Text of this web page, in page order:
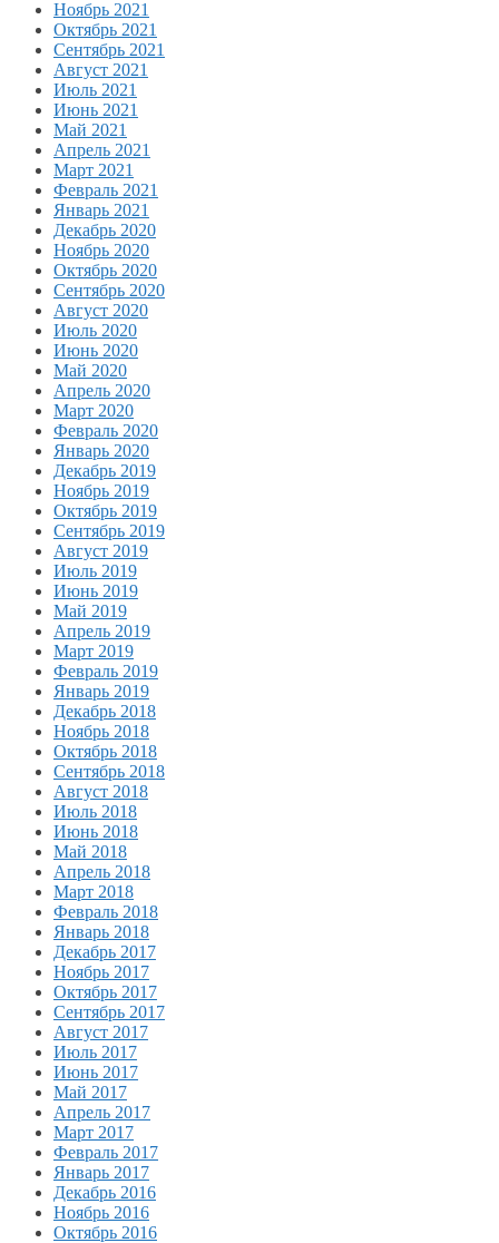
Ноябрь 2021
Октябрь 2021
Сентябрь 2021
Август 2021
Июль 2021
Июнь 2021
Май 2021
Апрель 2021
Март 2021
Февраль 2021
Январь 2021
Декабрь 2020
Ноябрь 2020
Октябрь 2020
Сентябрь 2020
Август 2020
Июль 2020
Июнь 2020
Май 2020
Апрель 2020
Март 2020
Февраль 2020
Январь 2020
Декабрь 2019
Ноябрь 2019
Октябрь 2019
Сентябрь 2019
Август 2019
Июль 2019
Июнь 2019
Май 2019
Апрель 2019
Март 2019
Февраль 2019
Январь 2019
Декабрь 2018
Ноябрь 2018
Октябрь 2018
Сентябрь 2018
Август 2018
Июль 2018
Июнь 2018
Май 2018
Апрель 2018
Март 2018
Февраль 2018
Январь 2018
Декабрь 2017
Ноябрь 2017
Октябрь 2017
Сентябрь 2017
Август 2017
Июль 2017
Июнь 2017
Май 2017
Апрель 2017
Март 2017
Февраль 2017
Январь 2017
Декабрь 2016
Ноябрь 2016
Октябрь 2016